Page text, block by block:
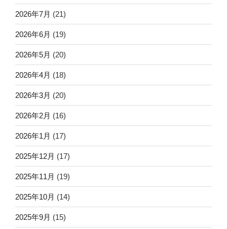
2026年7月 (21)
2026年6月 (19)
2026年5月 (20)
2026年4月 (18)
2026年3月 (20)
2026年2月 (16)
2026年1月 (17)
2025年12月 (17)
2025年11月 (19)
2025年10月 (14)
2025年9月 (15)